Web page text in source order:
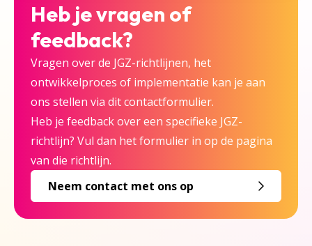
Heb je vragen of
feedback?
Vragen over de JGZ-richtlijnen, het
ontwikkelproces of implementatie kan je aan
ons stellen via dit contactformulier.
Heb je feedback over een specifieke JGZ-
richtlijn? Vul dan het formulier in op de pagina
van die richtlijn.
Neem contact met ons op